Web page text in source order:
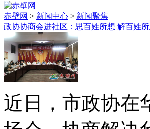
赤壁网 > 新闻中心 > 新闻聚焦
政协协商会进社区：思百姓所想 解百姓所
近日，市政协在